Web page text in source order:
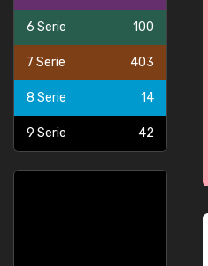
6 Serie 100
7 Serie 403
8 Serie 14
9 Serie 42